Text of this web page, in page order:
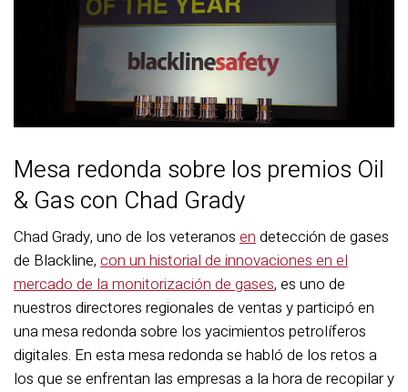
Mesa redonda sobre los premios Oil
& Gas con Chad Grady
Chad Grady, uno de los veteranos endetección de gases
de Blackline, con un historial de innovaciones en el
mercado de la monitorización de gases, es uno de
nuestros directores regionales de ventas y participó en
una mesa redonda sobre los yacimientos petrolíferos
digitales. En esta mesa redonda se habló de los retos a
los que se enfrentan las empresas a la hora de recopilar y